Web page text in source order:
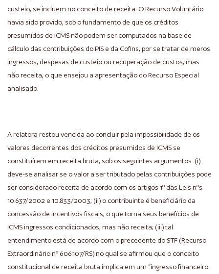
custeio, se incluem no conceito de receita. O Recurso Voluntário
havia sido provido, sob o fundamento de que os créditos
presumidos de ICMS não podem ser computados na base de
cálculo das contribuições do PIS e da Cofins, por se tratar de meros
ingressos, despesas de custeio ou recuperação de custos, mas
não receita, o que ensejou a apresentação do Recurso Especial
analisado.
A relatora restou vencida ao concluir pela impossibilidade de os
valores decorrentes dos créditos presumidos de ICMS se
constituírem em receita bruta, sob os seguintes argumentos: (i)
deve-se analisar se o valor a ser tributado pelas contribuições pode
ser considerado receita de acordo com os artigos 1º das Leis nºs
10.637/2002 e 10.833/2003; (ii) o contribuinte é beneficiário da
concessão de incentivos fiscais, o que torna seus benefícios de
ICMS ingressos condicionados, mas não receita; (iii) tal
entendimento está de acordo com o precedente do STF (Recurso
Extraordinário nº 606.107/RS) no qual se afirmou que o conceito
constitucional de receita bruta implica em um “ingresso financeiro